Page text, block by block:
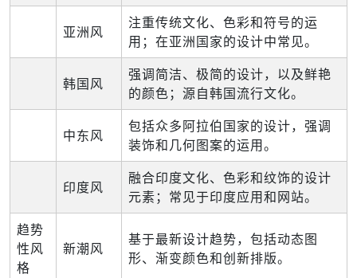
亚洲风
注重传统文化、色彩和符号的运
用；在亚洲国家的设计中常见。
韩国风
强调简洁、极简的设计，以及鲜艳
的颜色；源自韩国流行文化。
中东风
包括众多阿拉伯国家的设计，强调
装饰和几何图案的运用。
印度风
融合印度文化、色彩和纹饰的设计
元素；常见于印度应用和网站。
趋势
性风
格
新潮风
基于最新设计趋势，包括动态图
形、渐变颜色和创新排版。